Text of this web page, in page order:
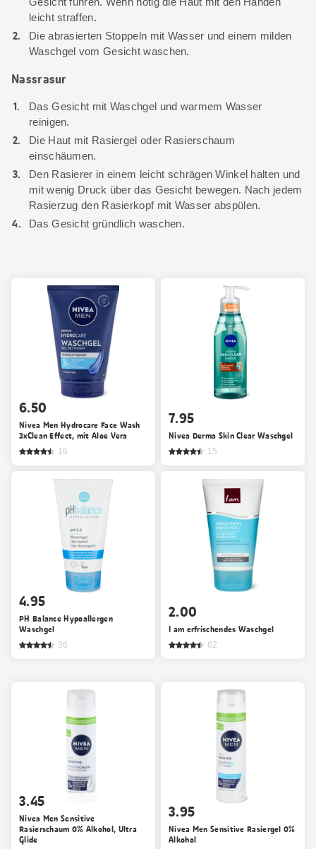
leicht straffen.
Die abrasierten Stoppeln mit Wasser und einem milden
Waschgel vom Gesicht waschen.
Nassrasur
Das Gesicht mit Waschgel und warmem Wasser
reinigen.
Die Haut mit Rasiergel oder Rasierschaum
einschäumen.
Den Rasierer in einem leicht schrägen Winkel halten und
mit wenig Druck über das Gesicht bewegen. Nach jedem
Rasierzug den Rasierkopf mit Wasser abspülen.
Das Gesicht gründlich waschen.
6.50
Nivea Men Hydrocare Face Wash
3xClean Effect, mit Aloe Vera
16
7.95
Nivea Derma Skin Clear Waschgel
15
4.95
PH Balance Hypoallergen
Waschgel
36
2.00
I am erfrischendes Waschgel
62
3.45
Nivea Men Sensitive
Rasierschaum 0% Alkohol, Ultra
Glide
3.95
Nivea Men Sensitive Rasiergel 0%
Alkohol